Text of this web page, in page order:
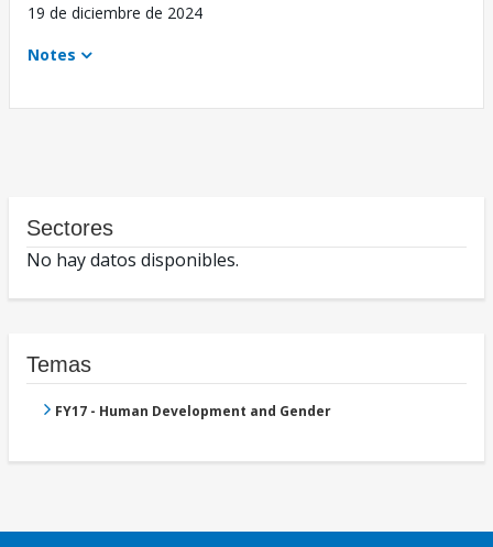
19 de diciembre de 2024
Notes
Sectores
No hay datos disponibles.
Temas
FY17 - Human Development and Gender